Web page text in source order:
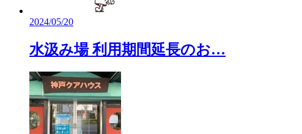
2024/05/20
水汲み場 利用期間延長のお…